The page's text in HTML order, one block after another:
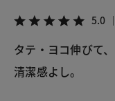
5.0
タテ・ヨコ伸びて
清潔感よし。